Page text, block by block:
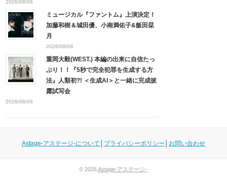
2026/08/06
ミュージカル『ファントム』上演決定！
加藤和樹＆城田優、小南満佑子&飯田栞
月
2026/08/06
重岡大毅(WEST.) 本編の出来に自信たっ
ぷり！！『5秒で完全犯罪を生成する方
法』人類初?! ＜生成AI＞と一緒に完成披
露試写会
2026/08/06
Astage-アステージ-について プライバシーポリシー お問い合わせ
© 2026Astage-アステージ-